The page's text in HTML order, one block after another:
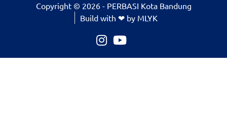
Copyright © 2026 - PERBASI Kota Bandung
Build with ❤ by MLYK